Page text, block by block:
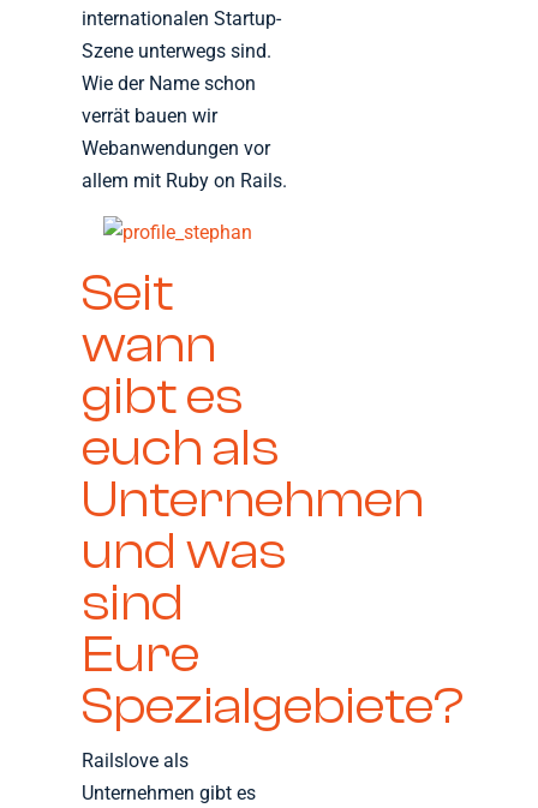
internationalen Startup-
Szene unterwegs sind.
Wie der Name schon
verrät bauen wir
Webanwendungen vor
allem mit Ruby on Rails.
Seit
wann
gibt es
euch als
Unternehmen
und was
sind
Eure
Spezialgebiete?
Railslove als
Unternehmen gibt es